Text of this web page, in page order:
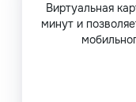
Виртуальная
минут и